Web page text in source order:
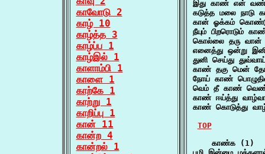
காவோடு 2
காழ் 10
காழ்த்த 3
காழ்ப்ப 1
காழ்இல் 1
காளாம்பி 1
காளை 1
காற்கே 1
காற்று 1
காறிப்பு 1
கான் 11
கான்ற 4
கான்றல் 1
இது காண் என்
கடுத்த மலை
கான் ஓக்கம்
நீயும் பிறரொடும்
கொல்லை தரு வான்
எனைத்து ஒன்று
துனி செய்து
காண் தகு மென்
நோய் காண்
வெம் தீ காண்
காண் ஈய்த்து
காண் கொடுத்து
TOP
    காண்க (1)